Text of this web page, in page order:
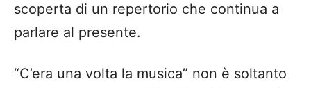
scoperta di un repertorio che continua a
parlare al presente.
“C’era una volta la musica” non è soltanto